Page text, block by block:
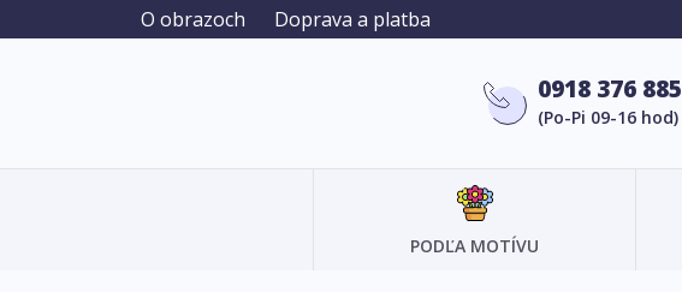
O obrazoch Doprava a platba
0918 376 885
(Po-Pi 09-16 hod)
PODĽA MOTÍVU